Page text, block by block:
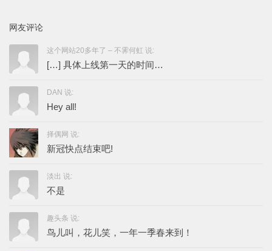
网友评论
这个网站20多年了 – 不霁何虹 说:
[…] 具体上线第一天的时间…
DAN 说:
Hey all!
择偶网 说:
新冠快点结束吧!
淡出 说:
不是
趣头条 说:
鸟儿叫，花儿笑，一年一季春来到！